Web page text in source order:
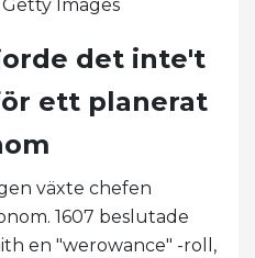
Images
det inte't
ett planerat
växte chefen
1607 beslutade
en "werowance" -roll,